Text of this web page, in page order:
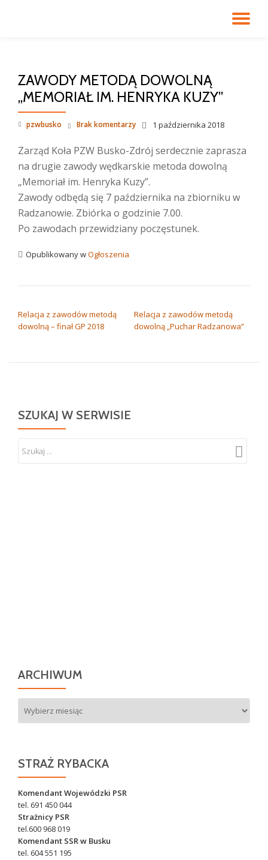
ZAWODY METODĄ DOWOLNĄ
„MEMORIAŁ IM. HENRYKA KUZY”
pzwbusko 1 października 2018
Brak komentarzy
Zarząd Koła PZW Busko-Zdrój serdecznie zaprasza
na drugie zawody wędkarskie metoda dowolną
„Memoriał im. Henryka Kuzy”.
Zawody odbędą się 7 października na zbiorniku w
Radzanowie. Zbiórka o godzinie 7.00.
Po zawodach przewidziany poczęstunek.
Opublikowany wOgłoszenia
Relacja z zawodów metodą
dowolną – finał GP 2018
Relacja z zawodów metodą
dowolną „Puchar Radzanowa”
SZUKAJ W SERWISIE
ARCHIWUM
STRAŻ RYBACKA
Komendant Wojewódzki PSR
tel. 691 450 044
Strażnicy PSR
tel.600 968 019
Komendant SSR w Busku
tel. 604 551 195